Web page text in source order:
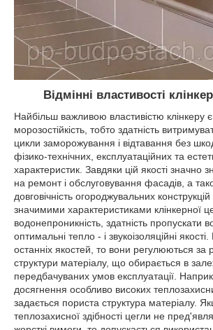
Відмінні властивості
Найбільш важливою властивістю клінкеру
морозостійкість, тобто здатність
цикли заморожування і відтавання без
фізико-технічних, експлуатаційних та
характеристик. Завдяки цій якості значно
на ремонт і обслуговування фасадів, а
довговічність огороджувальних
значимими характеристиками клінкерної
водонепроникність, здатність пропускати
оптимальні тепло - і звукоізоляційні
останніх якостей, то вони регулюються за
структури матеріалу, що обирається в
передбачуваних умов експлуатації.
досягнення особливо високих
задається пориста структура матеріалу.
теплозахисної здібності цегли не